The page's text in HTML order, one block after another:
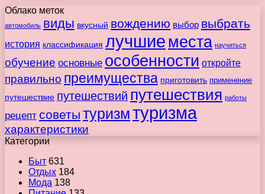
Облако меток
автомобиль виды вкусный вождению выбор выбрать
история классификация лучшиеместа научиться
обучение основные особенности откройте
правильно преимущества приготовить применение
путешествие путешествий путешествия работы
рецепт советы туризмтуризма
характеристики
Категории
Быт 631
Отдых 184
Мода 138